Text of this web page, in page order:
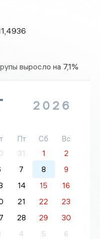
выросло на 7,1%
2026
Пт Сб
Вс
31 1
2
7 8
9
14 15
16
21 22
23
28 29
30
4 5 6